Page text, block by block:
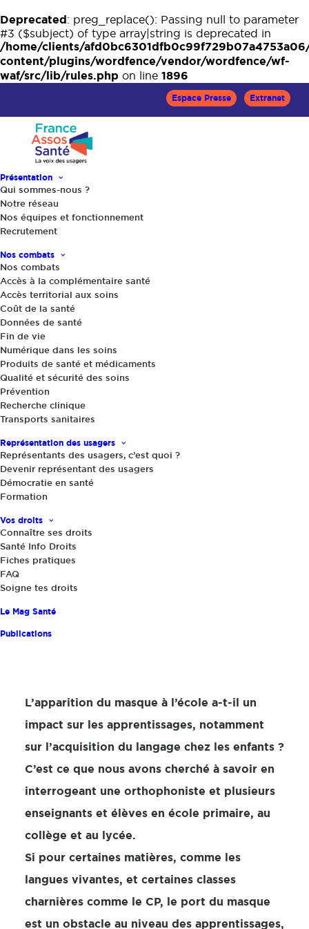
Deprecated: preg_replace(): Passing null to parameter
#3 ($subject) of type array|string is deprecated in
/home/clients/
content/plugins/wordfence/vendor/wordfence/wf-
waf/src/lib/rules.php on line 1896
Espace Presse Extranet
Présentation
Qui sommes-nous ?
Notre réseau
Nos équipes et fonctionnement
Recrutement
Nos combats
Nos combats
Accès à la complémentaire santé
Accès territorial aux soins
Coût de la santé
Données de santé
Fin de vie
Numérique dans les soins
Produits de santé et médicaments
Qualité et sécurité des soins
Prévention
Recherche clinique
Transports sanitaires
Représentation des usagers
Représentants des usagers, c’est quoi ?
Devenir représentant des usagers
Démocratie en santé
Formation
Vos droits
Connaître ses droits
Santé Info Droits
Fiches pratiques
FAQ
Soigne tes droits
Le Mag Santé
Publications
Accueil
Le Mag Santé,Actualités
apprentissages
L’apparition du masque à l’école a-t-il un
impact sur les apprentissages, notamment
sur l’acquisition du langage chez les enfants ?
C’est ce que nous avons cherché à savoir en
interrogeant une orthophoniste et plusieurs
enseignants et élèves en école primaire, au
collège et au lycée.
Si pour certaines matières, comme les
langues vivantes, et certaines classes
charnières comme le CP, le port du masque
est un obstacle au niveau des apprentissages,